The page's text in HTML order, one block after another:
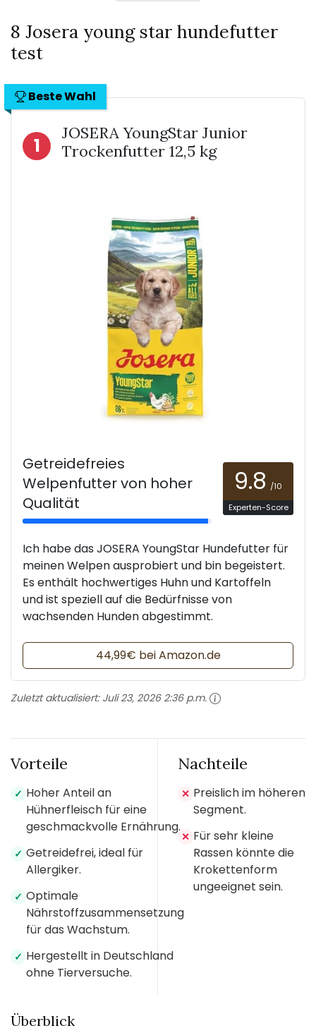
8 Josera young star hundefutter
test
Beste Wahl
1
JOSERA YoungStar Junior
Trockenfutter 12,5 kg
Getreidefreies
Welpenfutter von hoher
Qualität
9.8 /10
Experten-Score
Ich habe das JOSERA YoungStar Hundefutter für
meinen Welpen ausprobiert und bin begeistert.
Es enthält hochwertiges Huhn und Kartoffeln
und ist speziell auf die Bedürfnisse von
wachsenden Hunden abgestimmt.
44,99€ bei Amazon.de
Zuletzt aktualisiert: Juli 23, 2026 2:36 p.m.
Vorteile
✓ Hoher Anteil an
Hühnerfleisch für eine
geschmackvolle Ernährung.
✓ Getreidefrei, ideal für
Allergiker.
✓ Optimale
Nährstoffzusammensetzung
für das Wachstum.
✓ Hergestellt in Deutschland
ohne Tierversuche.
Nachteile
✕ Preislich im höheren
Segment.
✕ Für sehr kleine
Rassen könnte die
Krokettenform
ungeeignet sein.
Überblick